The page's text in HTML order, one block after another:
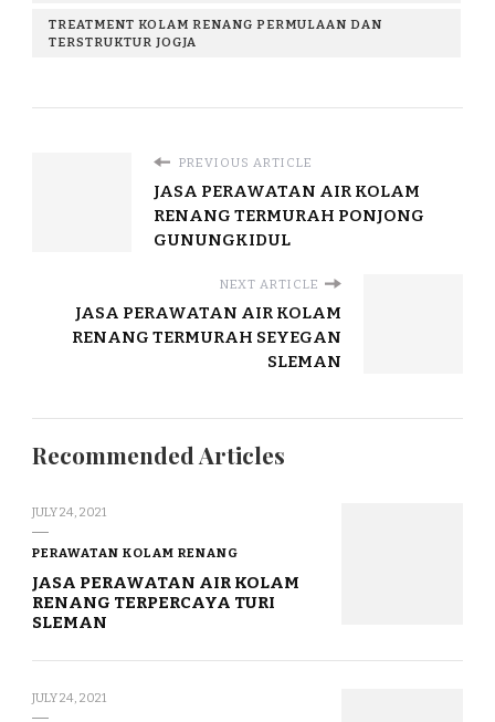
TREATMENT KOLAM RENANG PERMULAAN DAN
TERSTRUKTUR JOGJA
PREVIOUS ARTICLE
JASA PERAWATAN AIR KOLAM
RENANG TERMURAH PONJONG
GUNUNGKIDUL
NEXT ARTICLE
JASA PERAWATAN AIR KOLAM
RENANG TERMURAH SEYEGAN
SLEMAN
Recommended Articles
JULY 24, 2021
PERAWATAN KOLAM RENANG
JASA PERAWATAN AIR KOLAM
RENANG TERPERCAYA TURI
SLEMAN
JULY 24, 2021